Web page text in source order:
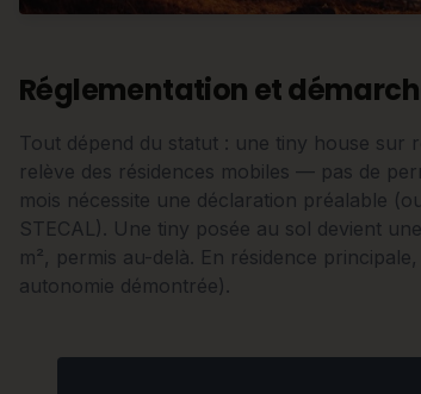
Réglementation et
Tout dépend du statut : une tiny house sur
relève des résidences mobiles — pas de
mois nécessite une déclaration préalable
STECAL). Une tiny posée au sol devient
m², permis au-delà. En résidence
autonomie démontrée).